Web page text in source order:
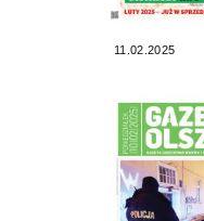
11.02.2025